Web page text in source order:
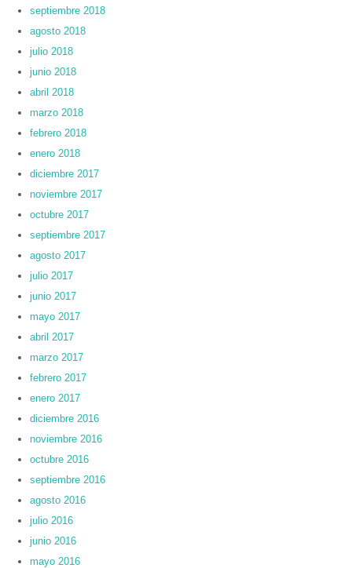
septiembre 2018
agosto 2018
julio 2018
junio 2018
abril 2018
marzo 2018
febrero 2018
enero 2018
diciembre 2017
noviembre 2017
octubre 2017
septiembre 2017
agosto 2017
julio 2017
junio 2017
mayo 2017
abril 2017
marzo 2017
febrero 2017
enero 2017
diciembre 2016
noviembre 2016
octubre 2016
septiembre 2016
agosto 2016
julio 2016
junio 2016
mayo 2016